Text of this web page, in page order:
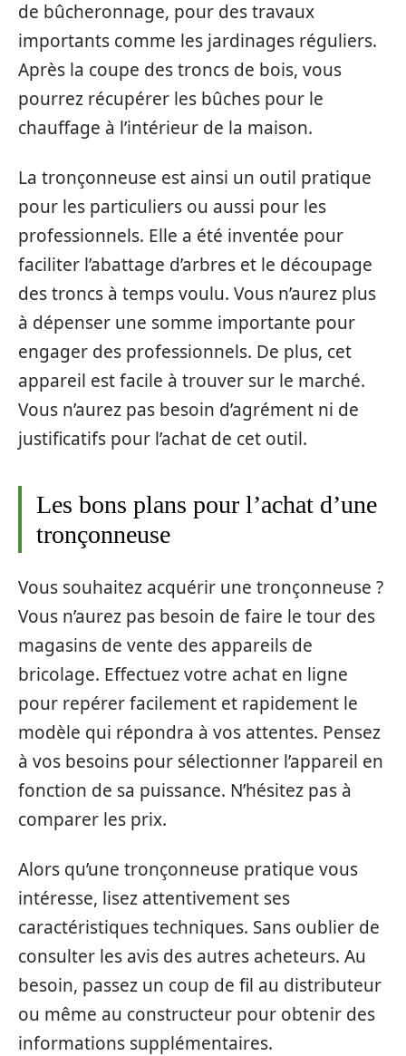
de bûcheronnage, pour des travaux
importants comme les jardinages réguliers.
Après la coupe des troncs de bois, vous
pourrez récupérer les bûches pour le
chauffage à l’intérieur de la maison.
La tronçonneuse est ainsi un outil pratique
pour les particuliers ou aussi pour les
professionnels. Elle a été inventée pour
faciliter l’abattage d’arbres et le découpage
des troncs à temps voulu. Vous n’aurez plus
à dépenser une somme importante pour
engager des professionnels. De plus, cet
appareil est facile à trouver sur le marché.
Vous n’aurez pas besoin d’agrément ni de
justificatifs pour l’achat de cet outil.
Les bons plans pour l’achat d’une
tronçonneuse
Vous souhaitez acquérir une tronçonneuse ?
Vous n’aurez pas besoin de faire le tour des
magasins de vente des appareils de
bricolage. Effectuez votre achat en ligne
pour repérer facilement et rapidement le
modèle qui répondra à vos attentes. Pensez
à vos besoins pour sélectionner l’appareil en
fonction de sa puissance. N’hésitez pas à
comparer les prix.
Alors qu’une tronçonneuse pratique vous
intéresse, lisez attentivement ses
caractéristiques techniques. Sans oublier de
consulter les avis des autres acheteurs. Au
besoin, passez un coup de fil au distributeur
ou même au constructeur pour obtenir des
informations supplémentaires.